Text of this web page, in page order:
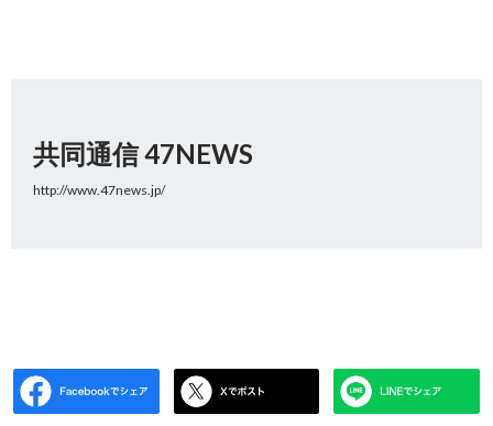
共同通信 47NEWS
http://www.47news.jp/